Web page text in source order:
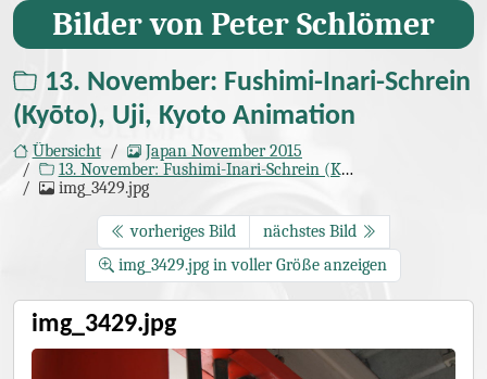
Bilder von Peter Schlömer
13. November: Fushimi-Inari-Schrein
(Kyōto), Uji, Kyoto Animation
Übersicht
Japan November 2015
13. November: Fushimi-Inari-Schrein (Kyōto), Uji, Kyoto Animation
img_3429.jpg
vorheriges Bild
nächstes Bild
img_3429.jpg in voller Größe anzeigen
img_3429.jpg